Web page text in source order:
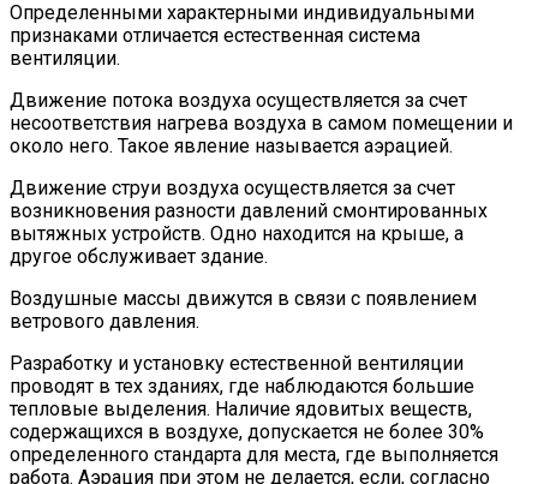
Определенными характерными индивидуальными
признаками отличается естественная система
вентиляции.
Движение потока воздуха осуществляется за счет
несоответствия нагрева воздуха в самом помещении и
около него. Такое явление называется аэрацией.
Движение струи воздуха осуществляется за счет
возникновения разности давлений смонтированных
вытяжных устройств. Одно находится на крыше, а
другое обслуживает здание.
Воздушные массы движутся в связи с появлением
ветрового давления.
Разработку и установку естественной вентиляции
проводят в тех зданиях, где наблюдаются большие
тепловые выделения. Наличие ядовитых веществ,
содержащихся в воздухе, допускается не более 30%
определенного стандарта для места, где выполняется
работа. Аэрация при этом не делается, если, согласно